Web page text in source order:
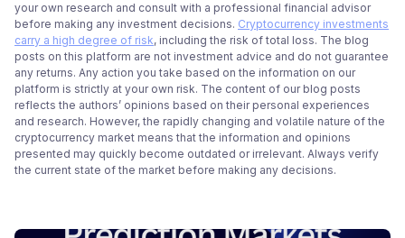
your own research and consult with a professional financial advisor
before making any investment decisions. Cryptocurrency investments
carry a high degree of risk, including the risk of total loss. The blog
posts on this platform are not investment advice and do not guarantee
any returns. Any action you take based on the information on our
platform is strictly at your own risk. The content of our blog posts
reflects the authors’ opinions based on their personal experiences
and research. However, the rapidly changing and volatile nature of the
cryptocurrency market means that the information and opinions
presented may quickly become outdated or irrelevant. Always verify
the current state of the market before making any decisions.